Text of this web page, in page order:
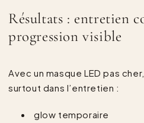
Résultats : entretien
progression visible
Avec un masque LED pas
surtout dans l’entretien :
glow temporaire